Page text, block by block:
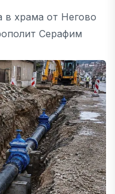
в храма от Негово
Серафим